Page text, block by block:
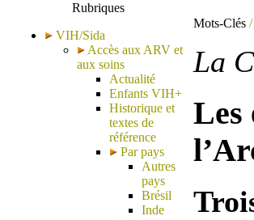
Rubriques
VIH/Sida
Accès aux ARV et
aux soins
Actualité
Enfants VIH+
Historique et
textes de
référence
Par pays
Autres
pays
Brésil
Inde
Mots-Clés
La
Les